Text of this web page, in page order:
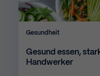
Gesundheit
Gesund essen,
Handwerker